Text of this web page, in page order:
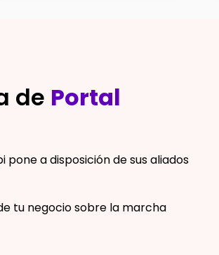
de Portal
a disposición de sus aliados
tu negocio sobre la marcha